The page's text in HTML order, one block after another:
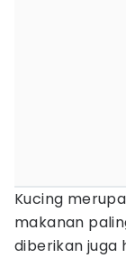
Kucing
makanan
diberikan juga